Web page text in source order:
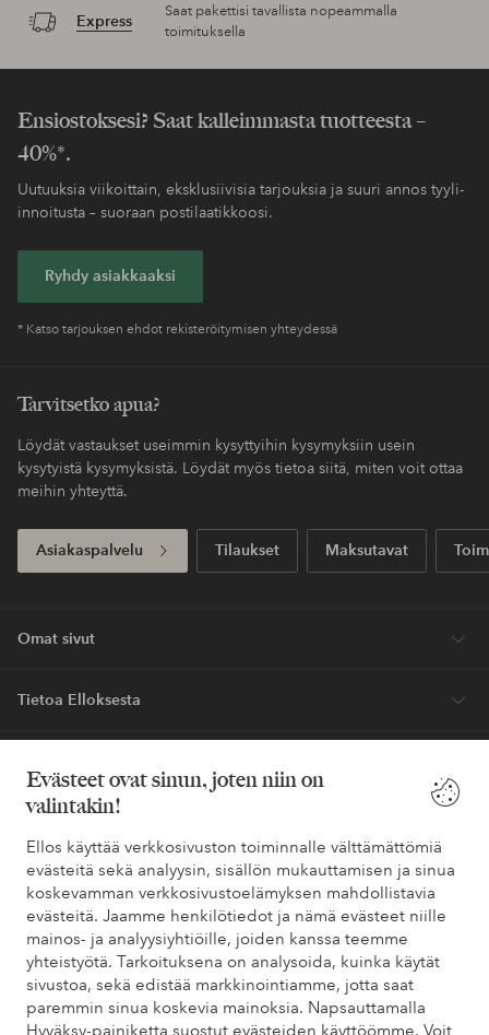
Evästeet ovat sinun, joten niin on
valintakin!
Ellos käyttää verkkosivuston toiminnalle välttämättömiä
evästeitä sekä analyysin, sisällön mukauttamisen ja sinua
koskevamman verkkosivustoelämyksen mahdollistavia
evästeitä. Jaamme henkilötiedot ja nämä evästeet niille
mainos- ja analyysiyhtiöille, joiden kanssa teemme
yhteistyötä. Tarkoituksena on analysoida, kuinka käytät
sivustoa, sekä edistää markkinointiamme, jotta saat
paremmin sinua koskevia mainoksia. Napsauttamalla
Hyväksy-painiketta suostut evästeiden käyttöömme. Voit
Express
Saat pakettisi tavallista nopeammalla
toimituksella
Ensiostoksesi? Saat kalleimmasta tuotteesta –
40%*.
Uutuuksia viikoittain, eksklusiivisia tarjouksia ja suuri annos tyyli-
innoitusta – suoraan postilaatikkoosi.
Ryhdy asiakkaaksi
* Katso tarjouksen ehdot rekisteröitymisen yhteydessä
Tarvitsetko apua?
Löydät vastaukset useimmin kysyttyihin kysymyksiin usein
kysytyistä kysymyksistä. Löydät myös tietoa siitä, miten voit ottaa
meihin yhteyttä.
Asiakaspalvelu Tilaukset Maksutavat
Omat sivut
Tietoa Elloksesta
Ystävät
Turvalliset maksut – maksa nyt tai erissä
Haluatko tietää lisää maksuvaihtoehdoistamme?